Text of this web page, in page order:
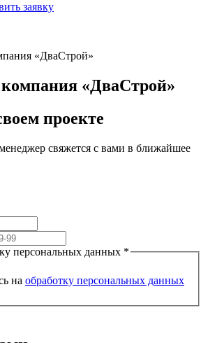
заявку
«ДваСтрой»
«ДваСтрой»
проекте
свяжется с вами в ближайшее
персональных данных *
на обработку персональных данных